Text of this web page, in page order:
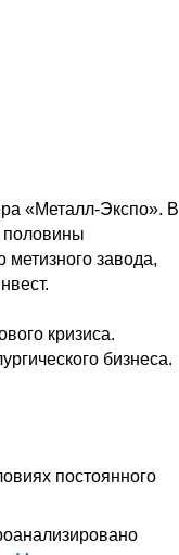
«Металл-Экспо». В
половины
метизного завода,
кризиса.
бизнеса.
постоянного